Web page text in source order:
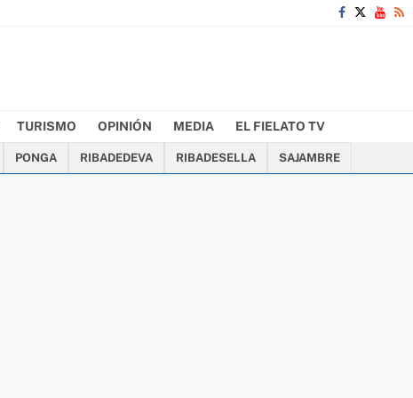
TURISMO OPINIÓN MEDIA EL FIELATO TV
PONGA RIBADEDEVA RIBADESELLA SAJAMBRE